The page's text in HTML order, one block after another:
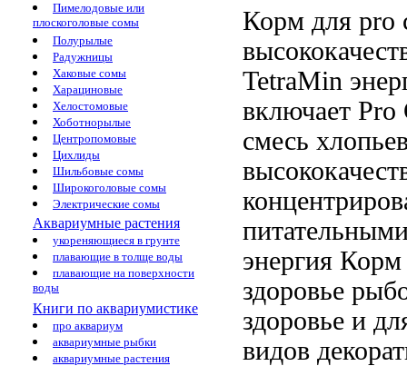
Пимелодовые или
плоскоголовые сомы
Полурылые
Радужницы
Хаковые сомы
Харациновые
Хелостомовые
Хоботнорылые
Центропомовые
Цихлиды
Шильбовые сомы
Широкоголовые сомы
Электрические сомы
Аквариумные растения
укореняющиеся в грунте
плавающие в толще воды
плавающие на поверхности
воды
Книги по аквариумистике
про аквариум
аквариумные рыбки
аквариумные растения
Корм для pro
TetraMin
включает Pro
смесь
энергия Корм
здоровье
здоровье и
видов